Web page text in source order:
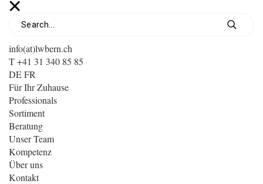
info(at)lwbern.ch
T +41 31 340 85 85
DEFR
Für Ihr Zuhause
Professionals
Sortiment
Beratung
Unser Team
Kompetenz
Über uns
Kontakt